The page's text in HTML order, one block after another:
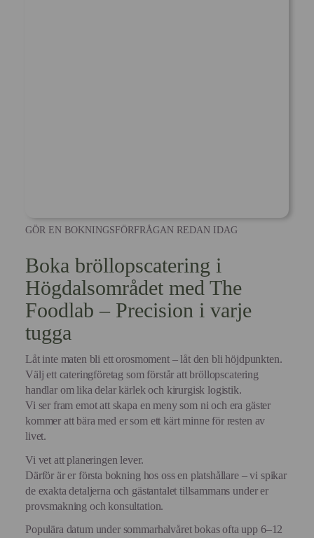
GÖR EN BOKNINGSFÖRFRÅGAN REDAN IDAG
Boka bröllopscatering i
Högdalsområdet med The
Foodlab – Precision i varje
tugga
Låt inte maten bli ett orosmoment – låt den bli höjdpunkten.
Välj ett cateringföretag som förstår att bröllopscatering
handlar om lika delar kärlek och kirurgisk logistik.
Vi ser fram emot att skapa en meny som ni och era gäster
kommer att bära med er som ett kärt minne för resten av
livet.
Vi vet att planeringen lever.
Därför är er första bokning hos oss en platshållare – vi spikar
de exakta detaljerna och gästantalet tillsammans under er
provsmakning och konsultation.
Populära datum under sommarhalvåret bokas ofta upp 6–12